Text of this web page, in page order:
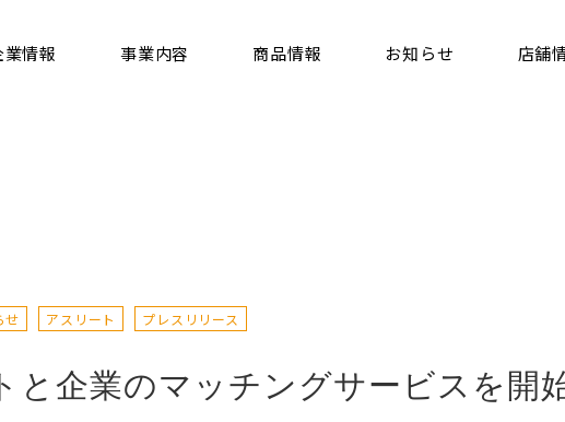
業情報
代表挨拶・会社概要
事業内容
電気事業
商品情報 お知らせ 店舗
せ アスリート プレスリリース
と企業のマッチングサービスを開